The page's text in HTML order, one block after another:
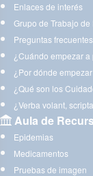
Enlaces de interés
Grupo de Trabajo de
Preguntas
¿Cuándo empezar a
¿Por dónde
¿Qué son los
¿Verba volant,
Aula de
Epidemias
Medicamentos
Pruebas de imagen